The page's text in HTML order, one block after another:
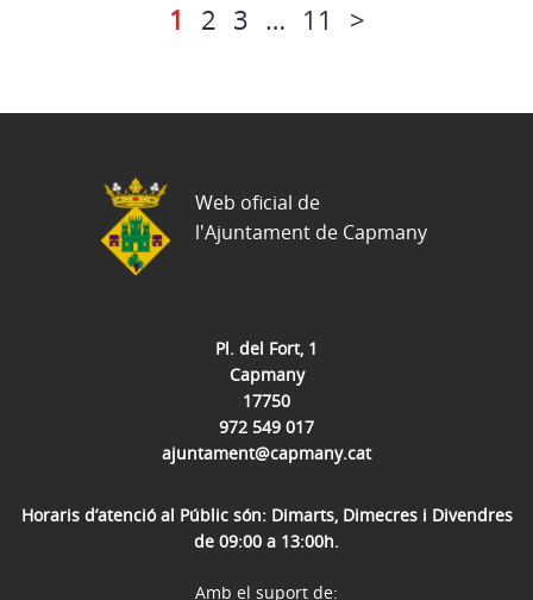
1 2 3 … 11 >
Pl. del Fort, 1
Capmany
17750
972 549 017
ajuntament@capmany.cat
Horaris d’atenció al Públic són: Dimarts, Dimecres i Divendres
de 09:00 a 13:00h.
Web oficial de
l'Ajuntament de Capmany
Amb el suport de: